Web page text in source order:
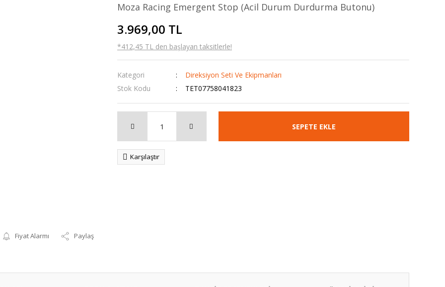
Fiyat Alarmı Paylaş
Moza Racing Emergent Stop (Acil Durum Durdurma Butonu)
3.969,00 TL
*412,45 TL den başlayan taksitlerle!
Kategori
Direksiyon Seti Ve Ekipmanları
Stok Kodu
TET07758041823
SEPETE EKLE
Karşılaştır